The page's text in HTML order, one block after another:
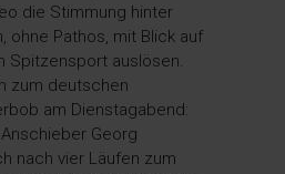
die Stimmung hinter
ohne Pathos, mit Blick auf
Spitzensport auslösen.
zum deutschen
am Dienstagabend:
Georg
nach vier Läufen zum